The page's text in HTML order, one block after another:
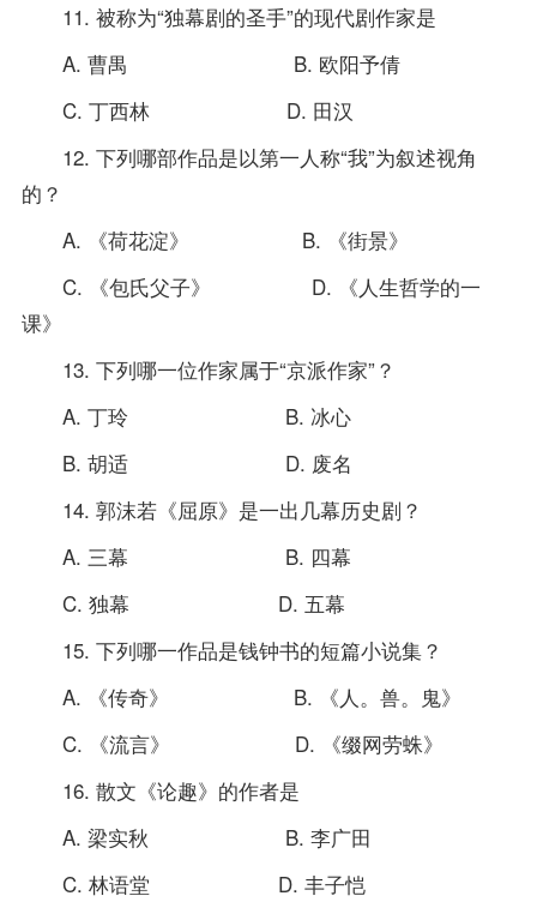
11. 被称为“独幕剧的圣手”的现代剧作家是
A. 曹禺 B. 欧阳予倩
C. 丁西林 D. 田汉
12. 下列哪部作品是以第一人称“我”为叙述视角
的？
A. 《荷花淀》 B. 《街景》
C. 《包氏父子》 D. 《人生哲学的一
课》
13. 下列哪一位作家属于“京派作家”？
A. 丁玲 B. 冰心
B. 胡适 D. 废名
14. 郭沫若《屈原》是一出几幕历史剧？
A. 三幕 B. 四幕
C. 独幕 D. 五幕
15. 下列哪一作品是钱钟书的短篇小说集？
A. 《传奇》 B. 《人。兽。鬼》
C. 《流言》 D. 《缀网劳蛛》
16. 散文《论趣》的作者是
A. 梁实秋 B. 李广田
C. 林语堂 D. 丰子恺